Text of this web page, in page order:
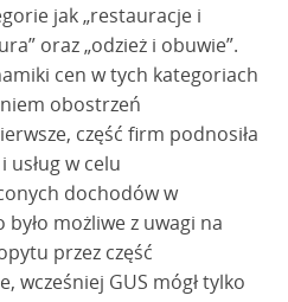
jak „restauracje i
oraz „odzież i obuwie”.
cen w tych kategoriach
obostrzeń
część firm podnosiła
w celu
dochodów w
możliwe z uwagi na
przez część
wcześniej GUS mógł tylko